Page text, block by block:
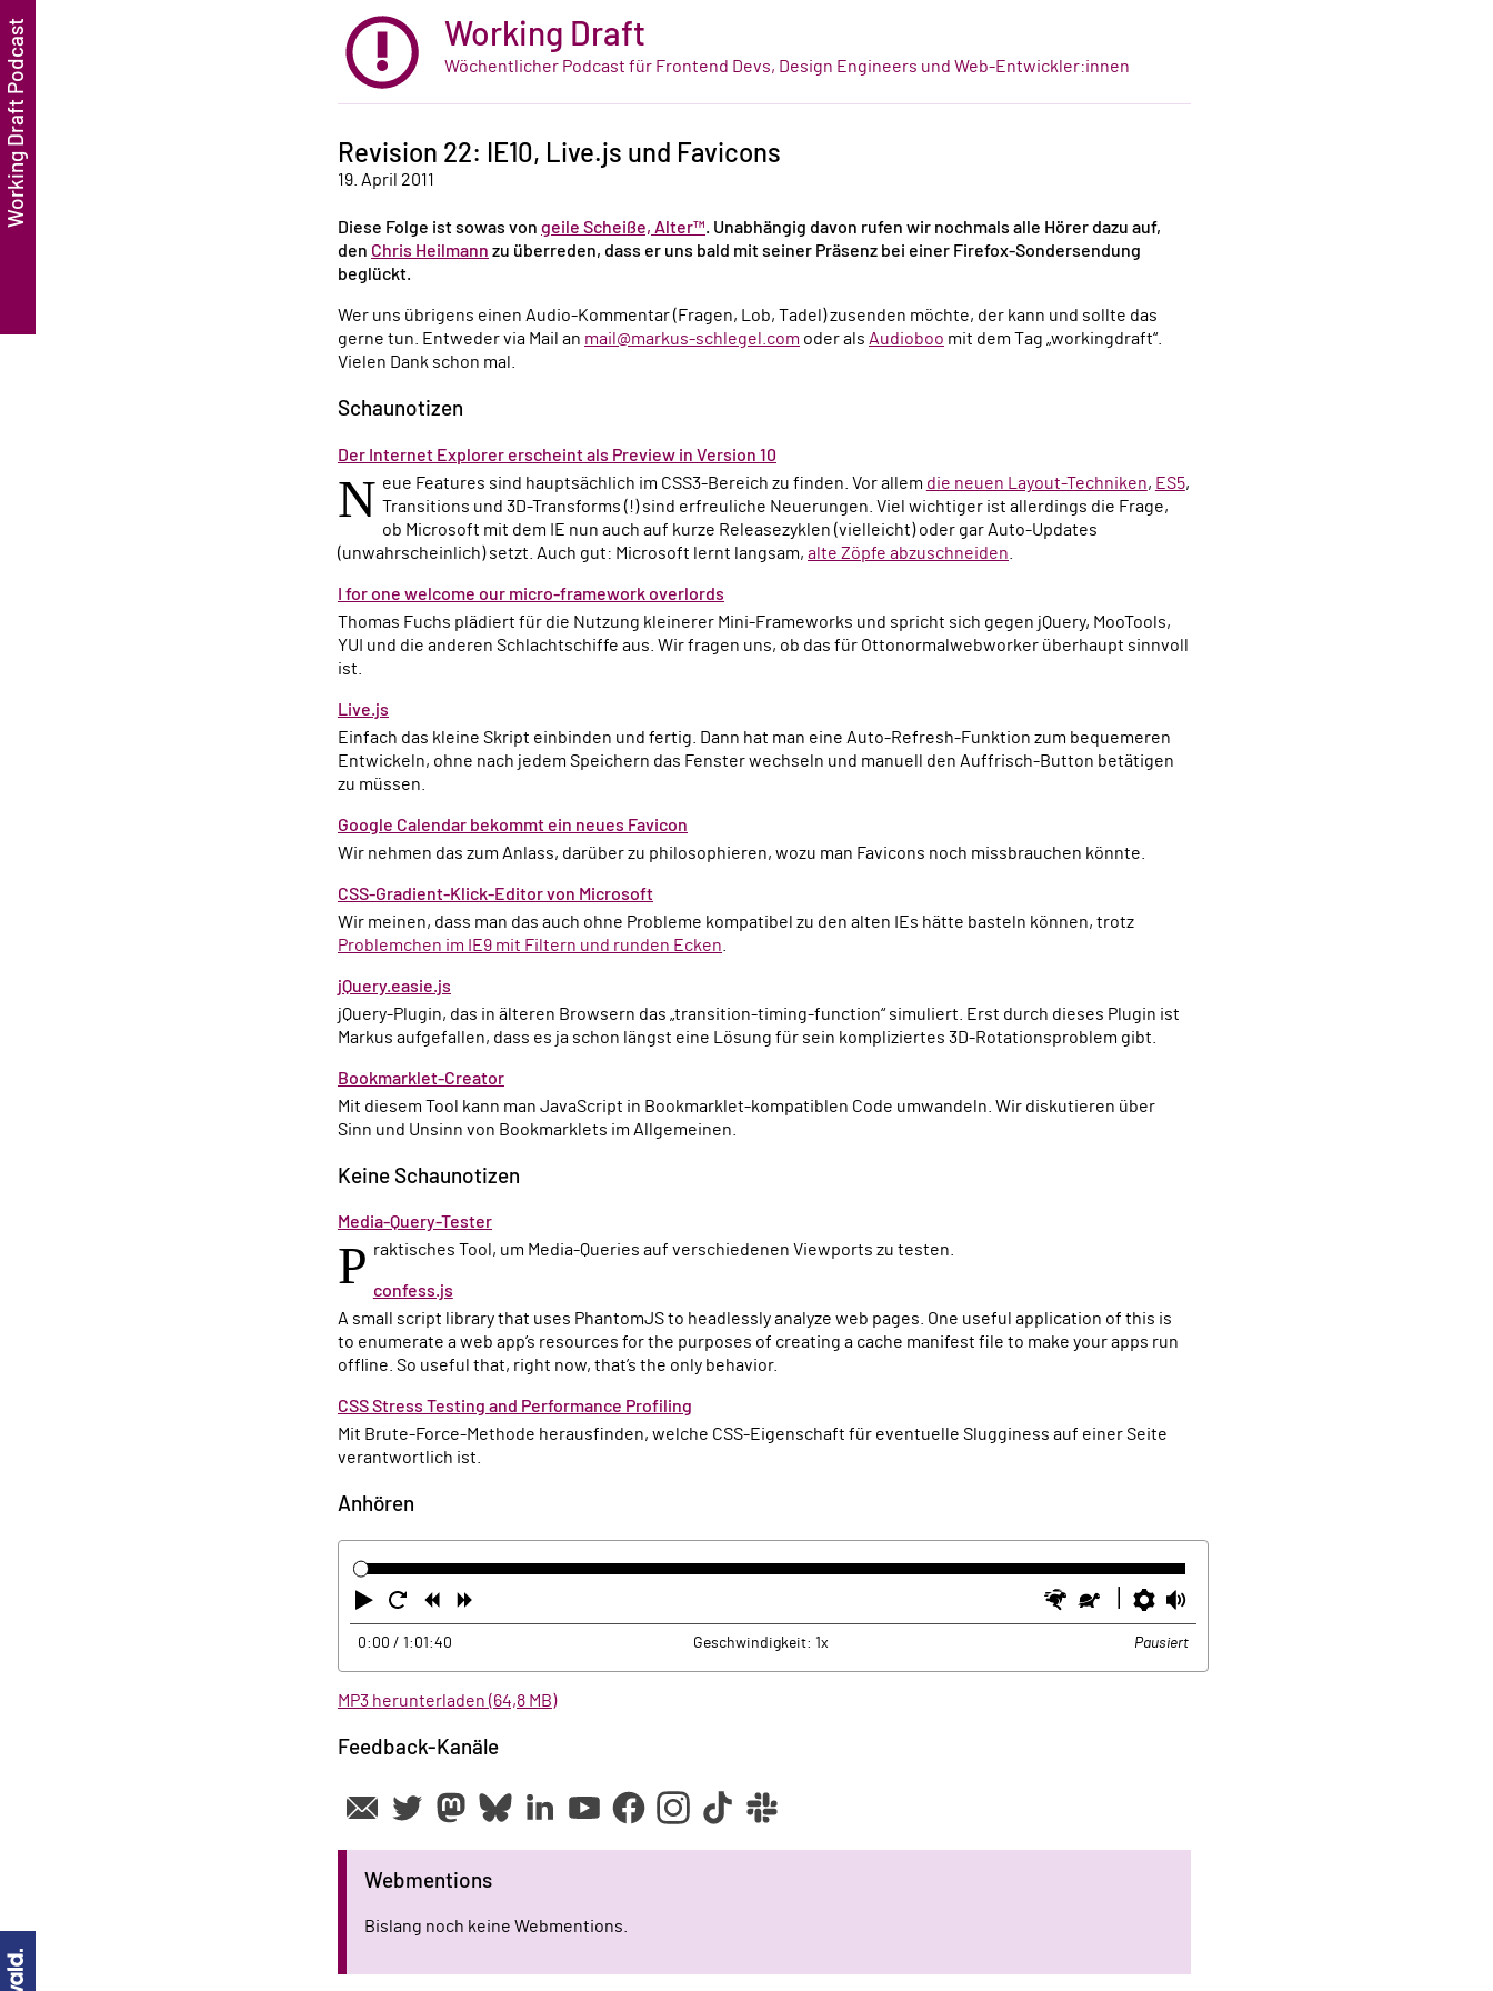
Working Draft
Wöchentlicher Podcast für Frontend Devs, Design Engineers und Web-Entwickler:innen
Revision 22: IE10, Live.js und Favicons
19. April 2011
Diese Folge ist sowas von geile Scheiße, Alter™. Unabhängig davon rufen wir nochmals alle Hörer dazu auf,
den Chris Heilmann zu überreden, dass er uns bald mit seiner Präsenz bei einer Firefox-Sondersendung
beglückt.
Wer uns übrigens einen Audio-Kommentar (Fragen, Lob, Tadel) zusenden möchte, der kann und sollte das
gerne tun. Entweder via Mail an mail@markus-schlegel.com oder als Audioboo mit dem Tag „workingdraft“.
Vielen Dank schon mal.
Schaunotizen
Der Internet Explorer erscheint als Preview in Version 10
N eue Features sind hauptsächlich im CSS3-Bereich zu finden. Vor allem die neuen Layout-Techniken, ES5,
Transitions und 3D-Transforms (!) sind erfreuliche Neuerungen. Viel wichtiger ist allerdings die Frage,
ob Microsoft mit dem IE nun auch auf kurze Releasezyklen (vielleicht) oder gar Auto-Updates
(unwahrscheinlich) setzt. Auch gut: Microsoft lernt langsam, alte Zöpfe abzuschneiden
I for one welcome our micro-framework overlords
Thomas Fuchs plädiert für die Nutzung kleinerer Mini-Frameworks und spricht sich gegen jQuery, MooTools,
YUI und die anderen Schlachtschiffe aus. Wir fragen uns, ob das für Ottonormalwebworker überhaupt sinnvoll
ist.
Live.js
Einfach das kleine Skript einbinden und fertig. Dann hat man eine Auto-Refresh-Funktion zum bequemeren
Entwickeln, ohne nach jedem Speichern das Fenster wechseln und manuell den Auffrisch-Button betätigen
zu müssen.
Google Calendar bekommt ein neues Favicon
Wir nehmen das zum Anlass, darüber zu philosophieren, wozu man Favicons noch missbrauchen könnte.
CSS-Gradient-Klick-Editor von Microsoft
Wir meinen, dass man das auch ohne Probleme kompatibel zu den alten IEs hätte basteln können, trotz
Problemchen im IE9 mit Filtern und runden Ecken
jQuery.easie.js
jQuery-Plugin, das in älteren Browsern das „transition-timing-function“ simuliert. Erst durch dieses Plugin ist
Markus aufgefallen, dass es ja schon längst eine Lösung für sein kompliziertes 3D-Rotationsproblem gibt.
Bookmarklet-Creator
Mit diesem Tool kann man JavaScript in Bookmarklet-kompatiblen Code umwandeln. Wir diskutieren über
Sinn und Unsinn von Bookmarklets im Allgemeinen.
Keine Schaunotizen
Media-Query-Tester
P raktisches Tool, um Media-Queries auf verschiedenen Viewports zu testen.
confess.js
A small script library that uses PhantomJS to headlessly analyze web pages. One useful application of this is
to enumerate a web app’s resources for the purposes of creating a cache manifest file to make your apps run
offline. So useful that, right now, that’s the only behavior.
CSS Stress Testing and Performance Profiling
Mit Brute-Force-Methode herausfinden, welche CSS-Eigenschaft für eventuelle Slugginess auf einer Seite
verantwortlich ist.
Anhören
Abspielen
Neustart
Zurück Schneller
LangsamerEinstellungen
0:00 / 1:01:40 Geschwindigkeit: 1x Pausiert
MP3 herunterladen (64,8 MB)
Feedback-Kanäle
Webmentions
Bislang noch keine Webmentions.